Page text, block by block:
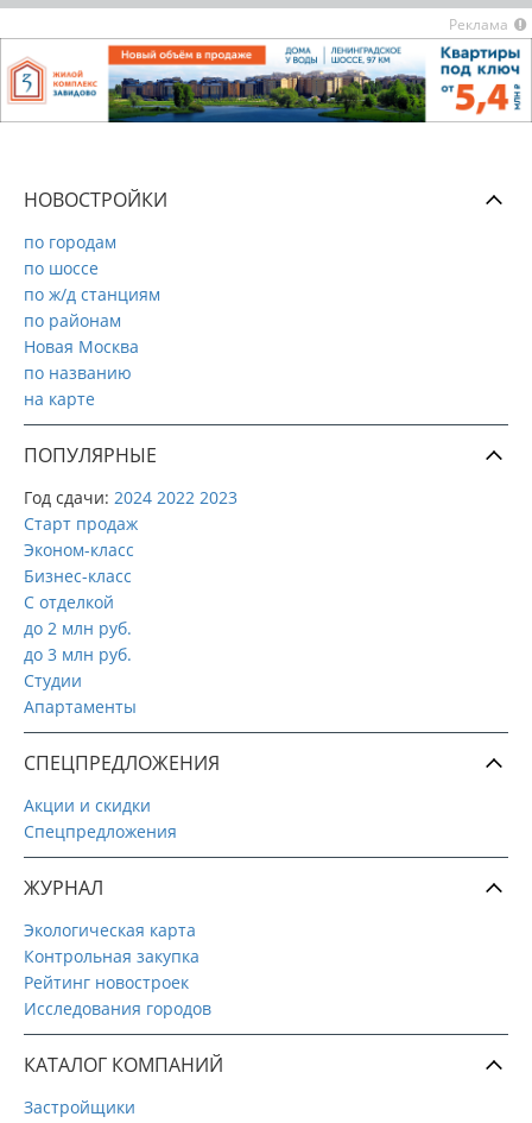
Реклама
НОВОСТРОЙКИ
по городам
по шоссе
по ж/д станциям
по районам
Новая Москва
по названию
на карте
ПОПУЛЯРНЫЕ
Год сдачи: 2024 2022 2023
Старт продаж
Эконом-класс
Бизнес-класс
С отделкой
до 2 млн руб.
до 3 млн руб.
Студии
Апартаменты
СПЕЦПРЕДЛОЖЕНИЯ
Акции и скидки
Спецпредложения
ЖУРНАЛ
Экологическая карта
Контрольная закупка
Рейтинг новостроек
Исследования городов
КАТАЛОГ КОМПАНИЙ
Застройщики